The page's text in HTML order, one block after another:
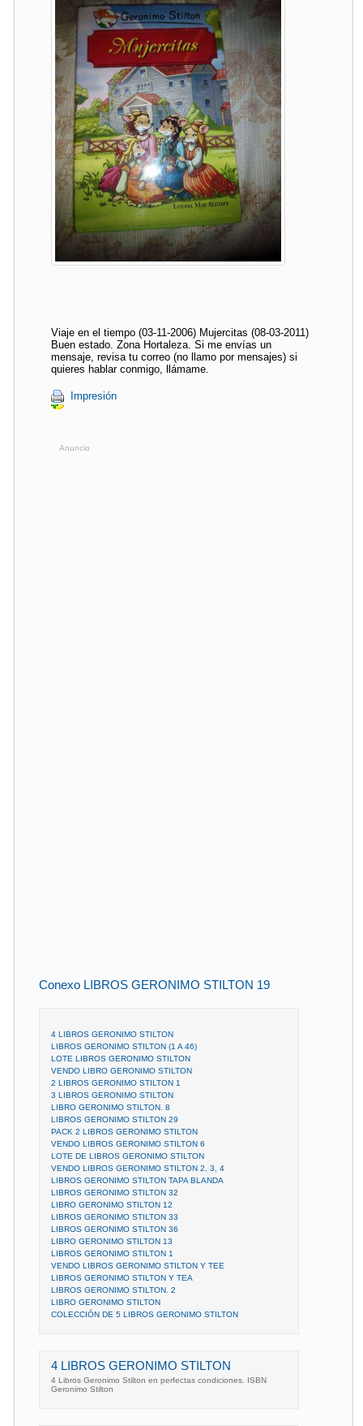
Viaje en el tiempo (03-11-2006) Mujercitas (08-03-2011)
Buen estado. Zona Hortaleza. Si me envías un
mensaje, revisa tu correo (no llamo por mensajes) si
quieres hablar conmigo, llámame.
Impresión
Anuncio
Conexo LIBROS GERONIMO STILTON 19
4 LIBROS GERONIMO STILTON
LIBROS GERONIMO STILTON (1 A 46)
LOTE LIBROS GERONIMO STILTON
VENDO LIBRO GERONIMO STILTON
2 LIBROS GERONIMO STILTON 1
3 LIBROS GERONIMO STILTON
LIBRO GERONIMO STILTON. 8
LIBROS GERONIMO STILTON 29
PACK 2 LIBROS GERONIMO STILTON
VENDO LIBROS GERONIMO STILTON 6
LOTE DE LIBROS GERONIMO STILTON
VENDO LIBROS GERONIMO STILTON 2, 3, 4
LIBROS GERONIMO STILTON TAPA BLANDA
LIBROS GERONIMO STILTON 32
LIBRO GERONIMO STILTON 12
LIBROS GERONIMO STILTON 33
LIBROS GERONIMO STILTON 36
LIBRO GERONIMO STILTON 13
LIBROS GERONIMO STILTON 1
VENDO LIBROS GERONIMO STILTON Y TEE
LIBROS GERONIMO STILTON Y TEA
LIBROS GERONIMO STILTON. 2
LIBRO GERONIMO STILTON
COLECCIÓN DE 5 LIBROS GERONIMO STILTON
4 LIBROS GERONIMO STILTON
4 Libros Geronimo Stilton en perfectas condiciones. ISBN
Geronimo Stilton